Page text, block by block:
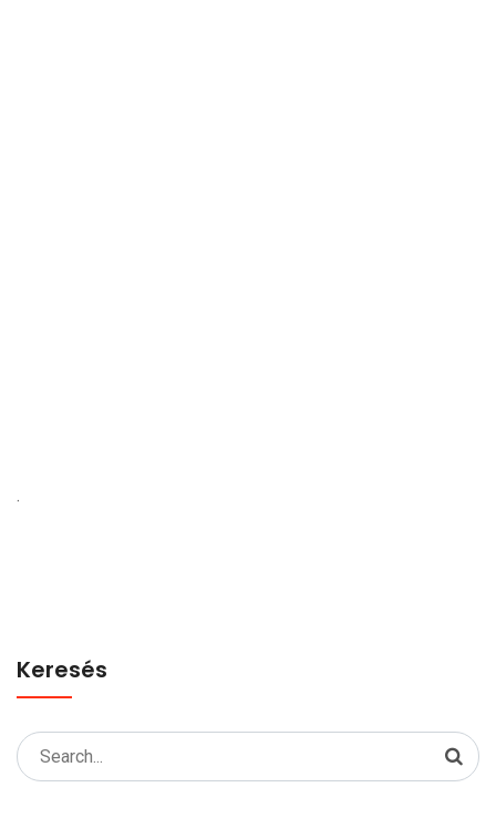
.
Keresés
Search
for: